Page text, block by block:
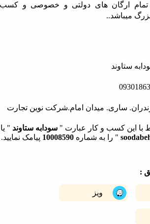
های دولتی و خصوصی و کسب و
میدان امام.شرکت نوین تجارت
و کار عبارت "سودابه ستاوند " یا "
به شماره 10008590 پیامک نمایید.
ویز